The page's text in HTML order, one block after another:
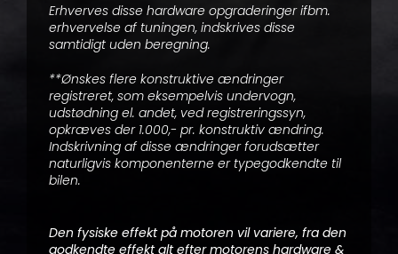
Erhverves disse hardware opgraderinger ifbm.
erhvervelse af tuningen, indskrives disse
samtidigt uden beregning.
**Ønskes flere konstruktive ændringer
registreret, som eksempelvis undervogn,
udstødning el. andet, ved registreringssyn,
opkræves der 1.000,- pr. konstruktiv ændring.
Indskrivning af disse ændringer forudsætter
naturligvis komponenterne er typegodkendte til
bilen.
Den fysiske effekt på motoren vil variere, fra den
godkendte effekt alt efter motorens hardware &